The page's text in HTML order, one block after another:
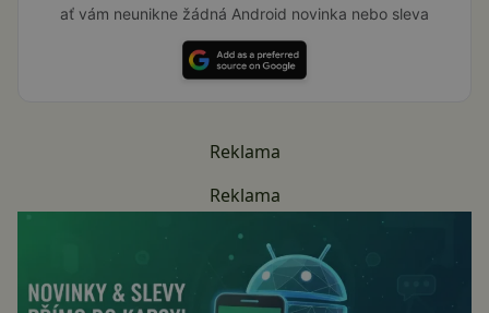
ať vám neunikne žádná Android novinka nebo sleva
Reklama
Reklama